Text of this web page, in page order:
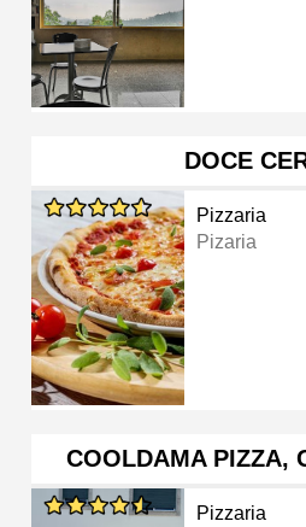
DOCE
Pizzaria
Pizaria
COOLDAMA PIZZA,
Pizzaria